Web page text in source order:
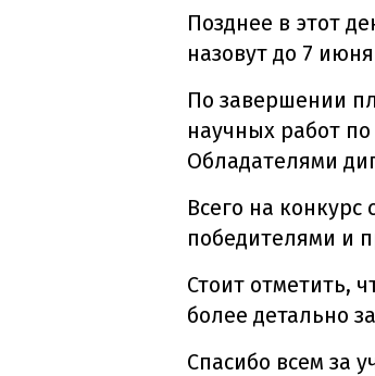
Позднее в этот
назовут до 7
По завершении
научных работ
Обладателями
Всего на
победителями и
Стоит отметить,
более детально
Спасибо всем за